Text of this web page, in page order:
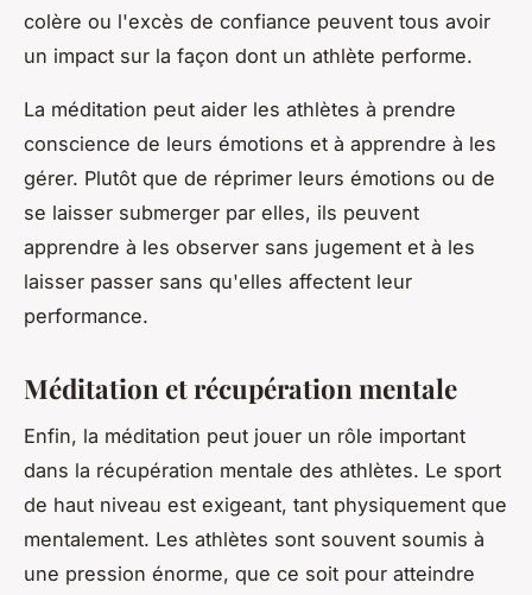
colère ou l'excès de confiance peuvent tous avoir
un impact sur la façon dont un athlète performe.
La méditation peut aider les athlètes à prendre
conscience de leurs émotions et à apprendre à les
gérer. Plutôt que de réprimer leurs émotions ou de
se laisser submerger par elles, ils peuvent
apprendre à les observer sans jugement et à les
laisser passer sans qu'elles affectent leur
performance.
Méditation et récupération mentale
Enfin, la méditation peut jouer un rôle important
dans la récupération mentale des athlètes. Le sport
de haut niveau est exigeant, tant physiquement que
mentalement. Les athlètes sont souvent soumis à
une pression énorme, que ce soit pour atteindre